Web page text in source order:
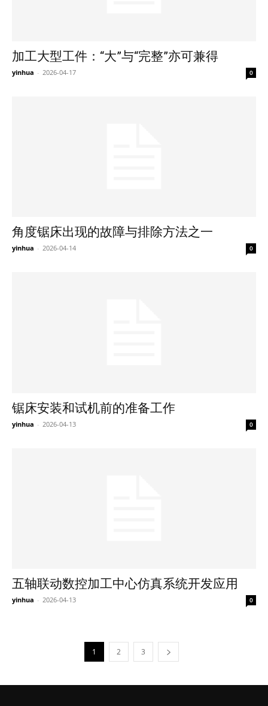
加工大型工件：“大”与“完整”亦可兼得
yinhua - 2026-04-17 0
角度锯床出现的故障与排除方法之一
yinhua - 2026-04-14 0
锯床安装和试机前的准备工作
yinhua - 2026-04-13 0
五轴联动数控加工中心仿真系统开发应用
yinhua - 2026-04-13 0
1 2 3